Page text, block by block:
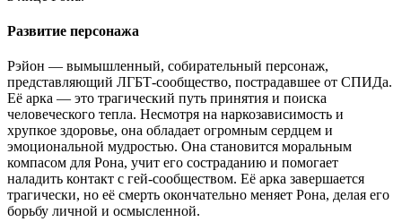
Развитие персонажа
Рэйон — вымышленный, собирательный персонаж,
представляющий ЛГБТ-сообщество, пострадавшее от СПИДа.
Её арка — это трагический путь принятия и поиска
человеческого тепла. Несмотря на наркозависимость и
хрупкое здоровье, она обладает огромным сердцем и
эмоциональной мудростью. Она становится моральным
компасом для Рона, учит его состраданию и помогает
наладить контакт с гей-сообществом. Её арка завершается
трагически, но её смерть окончательно меняет Рона, делая его
борьбу личной и осмысленной.